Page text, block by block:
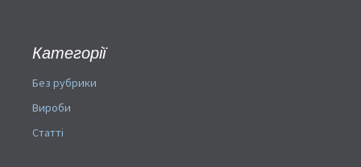
Категорії
Без рубрики
Вироби
Статті